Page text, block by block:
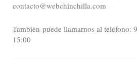
contacto@webchinchilla.com
También puede llamarnos al teléfono:
15:00